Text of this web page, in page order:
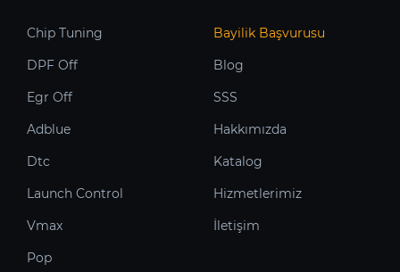
Chip Tuning
DPF Off
Egr Off
Adblue
Dtc
Launch Control
Vmax
Pop
Bayilik Başvurusu
Blog
SSS
Hakkımızda
Katalog
Hizmetlerimiz
İletişim